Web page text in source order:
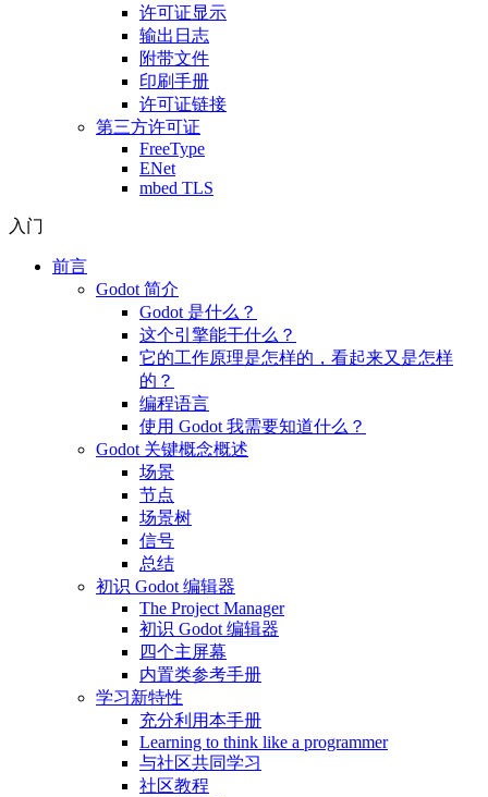
许可证显示
输出日志
附带文件
印刷手册
许可证链接
第三方许可证
FreeType
ENet
mbed TLS
入门
前言
Godot 简介
Godot 是什么？
这个引擎能干什么？
它的工作原理是怎样的，看起来又是怎样
的？
编程语言
使用 Godot 我需要知道什么？
Godot 关键概念概述
场景
节点
场景树
信号
总结
初识 Godot 编辑器
The Project Manager
初识 Godot 编辑器
四个主屏幕
内置类参考手册
学习新特性
充分利用本手册
Learning to think like a programmer
与社区共同学习
社区教程